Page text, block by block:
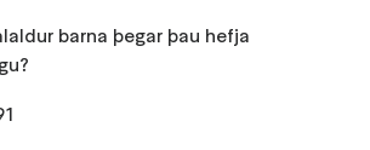
barna þegar þau hefja